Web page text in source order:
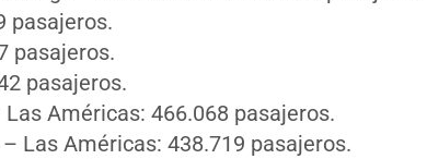
pasajeros.
pasajeros.
pasajeros.
Américas: 466.068 pasajeros.
Las Américas: 438.719 pasajeros.